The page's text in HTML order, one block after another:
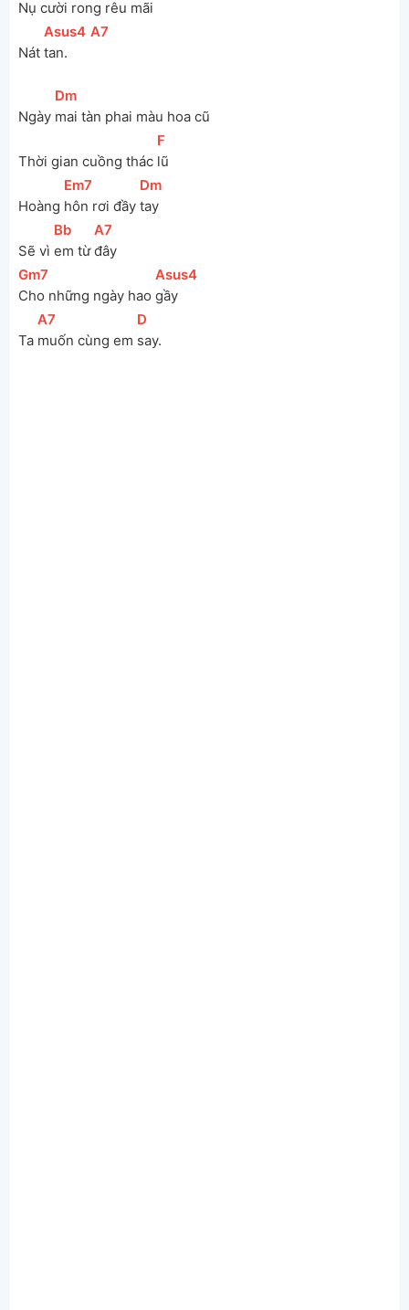
Nụ cười rong rêu mãi
Nát
[
Asus4 ]
tan.
[
A7
Ngày
[Dm
mai tàn phai màu hoa cũ
Thời gian cuồng thác
[F
lũ
Hoàng
[Em7
hôn rơi đầy
[Dm
tay
Sẽ vì
[Bb
em từ
[
A7
đây
[
Gm7
Cho những ngày hao
[
Asus4
gầy
Ta
[
A7
muốn cùng em
[D
say.